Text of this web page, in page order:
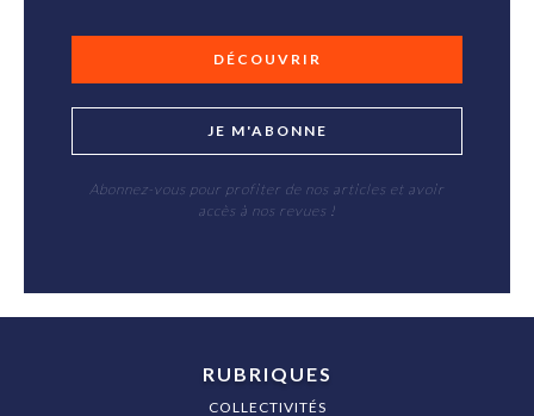
DÉCOUVRIR
JE M'ABONNE
Abonnez-vous pour profiter de nos articles et avoir
accès à nos revues !
RUBRIQUES
COLLECTIVITÉS